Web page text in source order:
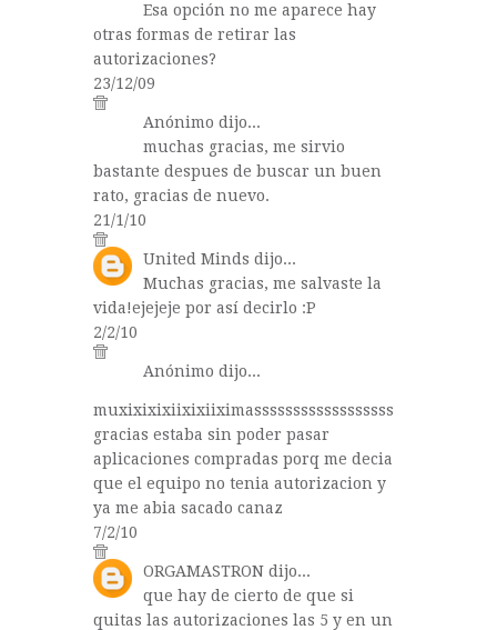
Esa opción no me aparece hay
otras formas de retirar las
autorizaciones?
23/12/09
Anónimo dijo...
muchas gracias, me sirvio
bastante despues de buscar un buen
rato, gracias de nuevo.
21/1/10
United Minds dijo...
Muchas gracias, me salvaste la
vida!ejejeje por así decirlo :P
2/2/10
Anónimo dijo...
muxixixixiixixiiximassssssssssssssssss
gracias estaba sin poder pasar
aplicaciones compradas porq me decia
que el equipo no tenia autorizacion y
ya me abia sacado canaz
7/2/10
ORGAMASTRON dijo...
que hay de cierto de que si
quitas las autorizaciones las 5 y en un